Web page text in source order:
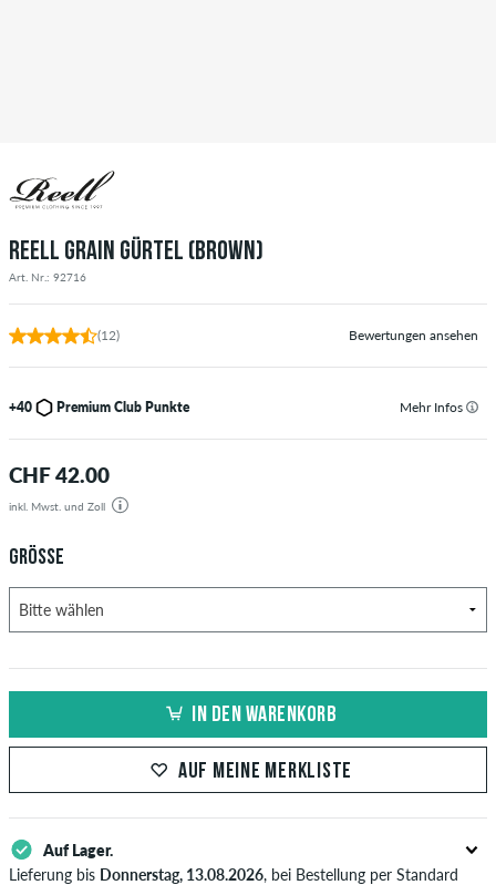
REELL GRAIN GÜRTEL (BROWN)
Art. Nr.: 92716
(12) Bewertungen ansehen
+40 Premium Club Punkte Mehr Infos
CHF 42.00
inkl. Mwst. und Zoll
GRÖSSE
IN DEN WARENKORB
AUF MEINE MERKLISTE
Auf Lager.
Lieferung bis Donnerstag, 13.08.2026, bei Bestellung per Standard